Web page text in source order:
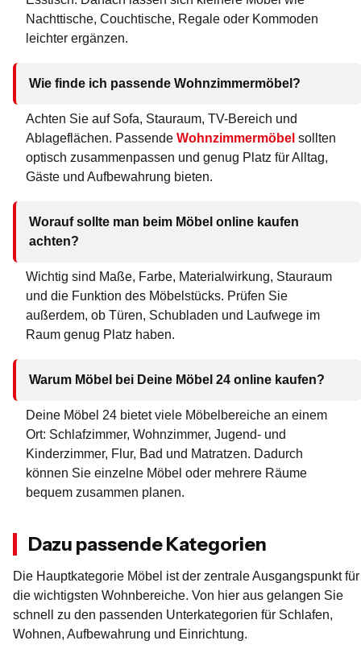
Nachttische, Couchtische, Regale oder Kommoden
leichter ergänzen.
Wie finde ich passende Wohnzimmermöbel?
Achten Sie auf Sofa, Stauraum, TV-Bereich und
Ablageflächen. Passende Wohnzimmermöbel sollten
optisch zusammenpassen und genug Platz für Alltag,
Gäste und Aufbewahrung bieten.
Worauf sollte man beim Möbel online kaufen
achten?
Wichtig sind Maße, Farbe, Materialwirkung, Stauraum
und die Funktion des Möbelstücks. Prüfen Sie
außerdem, ob Türen, Schubladen und Laufwege im
Raum genug Platz haben.
Warum Möbel bei Deine Möbel 24 online kaufen?
Deine Möbel 24 bietet viele Möbelbereiche an einem
Ort: Schlafzimmer, Wohnzimmer, Jugend- und
Kinderzimmer, Flur, Bad und Matratzen. Dadurch
können Sie einzelne Möbel oder mehrere Räume
bequem zusammen planen.
Dazu passende Kategorien
Die Hauptkategorie Möbel ist der zentrale Ausgangspunkt für
die wichtigsten Wohnbereiche. Von hier aus gelangen Sie
schnell zu den passenden Unterkategorien für Schlafen,
Wohnen, Aufbewahrung und Einrichtung.